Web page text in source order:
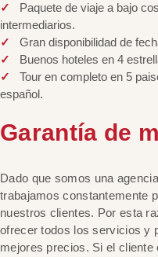
Paquete de viaje a bajo
intermediarios.
Gran disponibilidad de
Buenos hoteles en 4
Tour en completo en 5
español.
Garantía de
Dado que somos una
trabajamos constantemente
nuestros clientes. Por esta
ofrecer todos los servicios y
mejores precios. Si el